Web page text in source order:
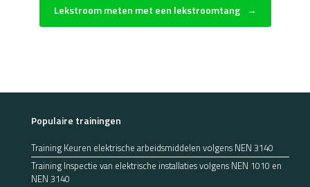
Lekstroom meten met een lekstroomtang →
Populaire trainingen
Training Keuren elektrische arbeidsmiddelen volgens NEN 3140
Training Inspectie van elektrische installaties volgens NEN 1010 en
NEN 3140